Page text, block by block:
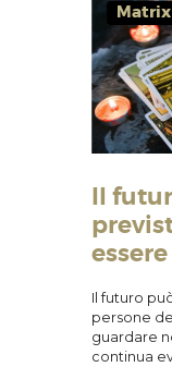
Matrix
Il
Il futuro
persone
guardare
continua